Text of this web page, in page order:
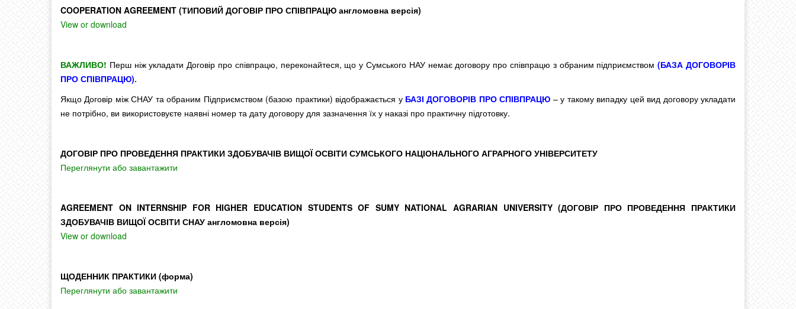
COOPERATION AGREEMENT (ТИПОВИЙ ДОГОВІР ПРО СПІВПРАЦЮ англомовна версія)
View or download
ВАЖЛИВО! Перш ніж укладати Договір про співпрацю, переконайтеся, що у Сумського НАУ немає договору про співпрацю з обраним підприємством (БАЗА ДОГОВОРІВ
ПРО СПІВПРАЦЮ).
Якщо Договір між СНАУ та обраним Підприємством (базою практики) відображається у БАЗІ ДОГОВОРІВ ПРО СПІВПРАЦЮ – у такому випадку цей вид договору укладати
не потрібно, ви використовуєте наявні номер та дату договору для зазначення їх у наказі про практичну підготовку.
ДОГОВІР ПРО ПРОВЕДЕННЯ ПРАКТИКИ ЗДОБУВАЧІВ ВИЩОЇ ОСВІТИ СУМСЬКОГО НАЦІОНАЛЬНОГО АГРАРНОГО УНІВЕРСИТЕТУ
Переглянути або завантажити
AGREEMENT ON INTERNSHIP FOR HIGHER EDUCATION STUDENTS OF SUMY NATIONAL AGRARIAN UNIVERSITY (ДОГОВІР ПРО ПРОВЕДЕННЯ ПРАКТИКИ
ЗДОБУВАЧІВ ВИЩОЇ ОСВІТИ СНАУ англомовна версія)
View or download
ЩОДЕННИК ПРАКТИКИ (форма)
Переглянути або завантажити